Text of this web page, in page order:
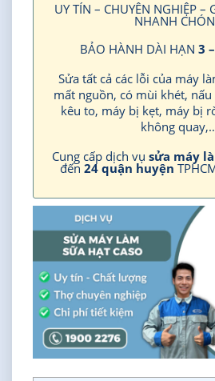
UY TÍN – CHUYÊN NGHIỆP –
NHANH
BẢO HÀNH DÀI HẠN 3
Sửa tất cả các lỗi của máy
mất nguồn, có mùi khét,
kêu to, máy bị kẹt, máy bị
không
Cung cấp dịch vụ sửa máy
đến 24 quận huyện